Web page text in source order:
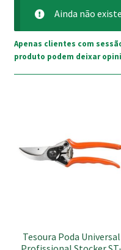
Ainda não
Apenas clientes com
produto podem deixar
Tesoura Poda Universal